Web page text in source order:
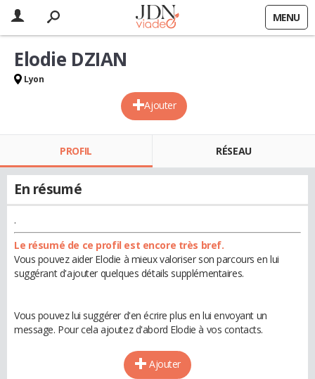
MENU
Ajouter
Elodie DZIAN
Lyon
PROFIL RÉSEAU
En résumé
.
Le résumé de ce profil est encore très bref.
Vous pouvez aider Elodie à mieux valoriser son parcours en lui
suggérant d'ajouter quelques détails supplémentaires.
Vous pouvez lui suggérer d'en écrire plus en lui envoyant un
message. Pour cela ajoutez d'abord Elodie à vos contacts.
Ajouter